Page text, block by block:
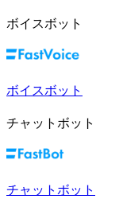
ボイスボット
ボイスボット
チャットボット
チャットボット